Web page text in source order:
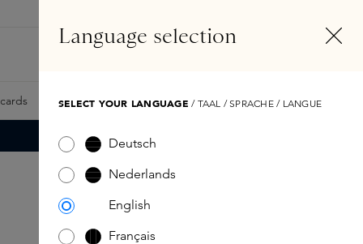
Samples Skins Exclusives Skins Boxen
Language selection
SELECT YOUR LANGUAGE / TAAL / SPRACHE / LANGUE
Deutsch
Nederlands
English
Français